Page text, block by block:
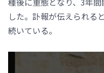
した。訃報が伝えられる
続いている。